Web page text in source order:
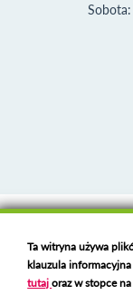
Sobota:
Deklaracja
Polski serwer RBL
Ta witryna używa
klauzula
tutajoraz w stopce